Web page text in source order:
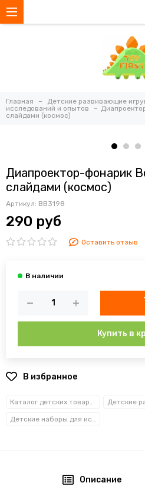
Главная Детские развивающие
исследований и опытов
слайдами (космос)
Диапроектор-фонарик
слайдами (космос)
Артикул: ВВ3198
290 руб
Оставить отзыв
Купить в
В избранное
Каталог детских товаров
Детские наборы для исследований и опытов
Описание